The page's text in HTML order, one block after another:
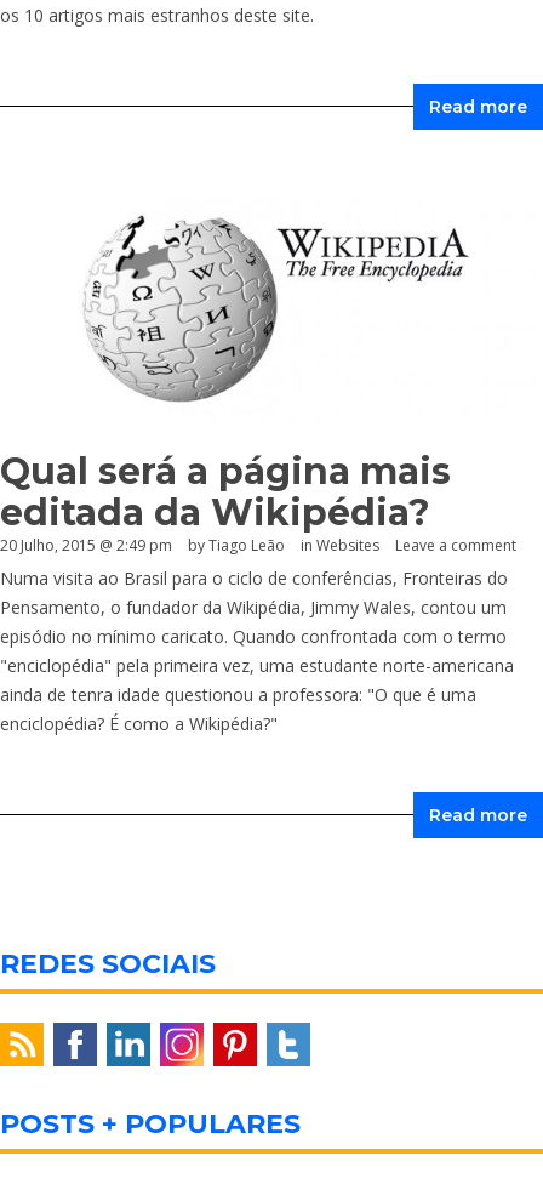
os 10 artigos mais estranhos deste site.
Read more
Qual será a página mais
editada da Wikipédia?
20 Julho, 2015 @ 2:49 pm by Tiago Leão in Websites Leave a comment
Numa visita ao Brasil para o ciclo de conferências, Fronteiras do
Pensamento, o fundador da Wikipédia, Jimmy Wales, contou um
episódio no mínimo caricato. Quando confrontada com o termo
"enciclopédia" pela primeira vez, uma estudante norte-americana
ainda de tenra idade questionou a professora: "O que é uma
enciclopédia? É como a Wikipédia?"
Read more
REDES SOCIAIS
POSTS + POPULARES